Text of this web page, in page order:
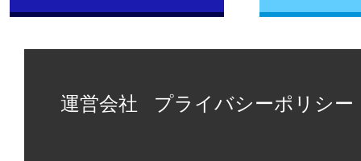
運営会社 プライバシーポリシー